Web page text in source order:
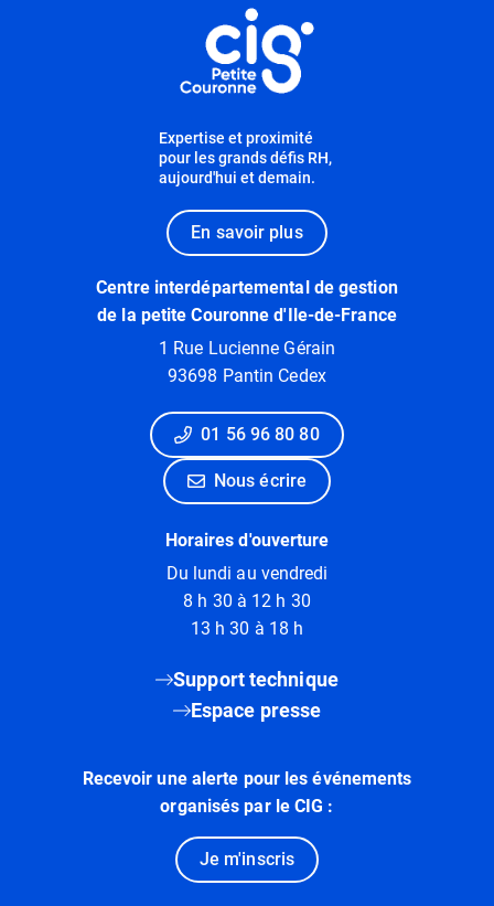
Expertise et proximité
pour les grands défis RH,
aujourd'hui et demain.
En savoir plus
Centre interdépartemental de gestion
de la petite Couronne d'Ile-de-France
1 Rue Lucienne Gérain
93698 Pantin Cedex
01 56 96 80 80
Nous écrire
Horaires d'ouverture
Du lundi au vendredi
8 h 30 à 12 h 30
13 h 30 à 18 h
Support technique
Espace presse
Recevoir une alerte pour les événements
organisés par le CIG :
Je m'inscris